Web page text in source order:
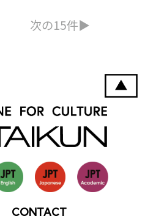
次の15件▶︎
CONTACT